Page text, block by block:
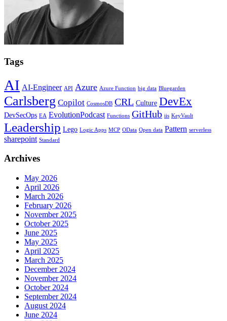
Tags
AI AI-Engineer API Azure Azure Function big data Bluegarden
Carlsberg Copilot CosmosDB CRL Culture DevEx
DevSecOps EA EvolutionPodcast Functions GitHub iis KeyVault
Leadership Lego Logic Apps MCP OData Open data Pattern serverless
sharepoint Standard
Archives
May 2026
April 2026
March 2026
February 2026
November 2025
October 2025
June 2025
May 2025
April 2025
March 2025
December 2024
November 2024
October 2024
September 2024
August 2024
June 2024